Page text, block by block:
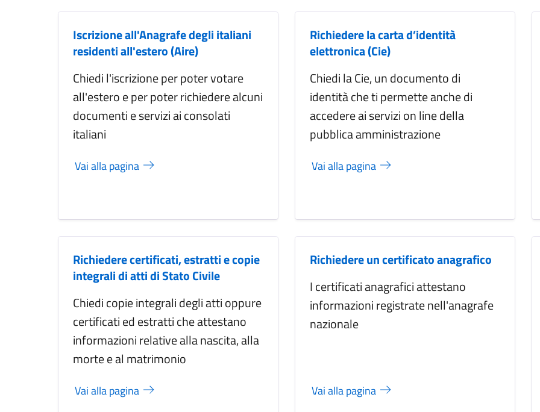
Iscrizione all'Anagrafe degli italiani
residenti all'estero (Aire)
Chiedi l'iscrizione per poter votare
all'estero e per poter richiedere alcuni
documenti e servizi ai consolati
italiani
Vai alla pagina
Richiedere la carta d’identità
elettronica (Cie)
Chiedi la Cie, un documento di
identità che ti permette anche di
accedere ai servizi on line della
pubblica amministrazione
Vai alla pagina
Richiedere certificati, estratti e copie
integrali di atti di Stato Civile
Chiedi copie integrali degli atti oppure
certificati ed estratti che attestano
informazioni relative alla nascita, alla
morte e al matrimonio
Vai alla pagina
Richiedere un certificato anagrafico
I certificati anagrafici attestano
informazioni registrate nell'anagrafe
nazionale
Vai alla pagina